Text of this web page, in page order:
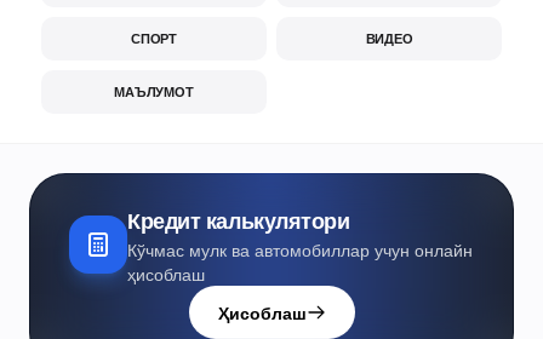
СПОРТ ВИДЕО
МАЪЛУМОТ
Кредит калькулятори
Кўчмас мулк ва автомобиллар учун онлайн
ҳисоблаш
Ҳисоблаш